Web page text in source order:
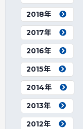
2018年
2017年
2016年
2015年
2014年
2013年
2012年